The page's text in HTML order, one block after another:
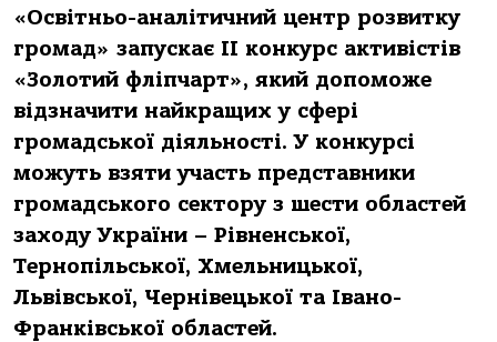
«Освітньо-аналітичний центр розвитку
громад» запускає ІІ конкурс активістів
«Золотий фліпчарт», який допоможе
відзначити найкращих у сфері
громадської діяльності. У конкурсі
можуть взяти участь представники
громадського сектору з шести областей
заходу України – Рівненської,
Тернопільської, Хмельницької,
Львівської, Чернівецької та Івано-
Франківської областей.